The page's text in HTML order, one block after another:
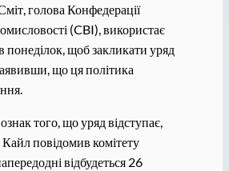
голова Конфедерації
(CBI), використає
щоб закликати уряд
що ця політика
того, що уряд відступає,
повідомив комітету
відбудеться 26